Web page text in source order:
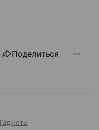
Поделиться
Гаджеты